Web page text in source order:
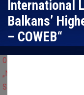
International
Balkans’
– COWEB“
Odluka o izboru
„Nabavka usluga
Sarajevu u okviru